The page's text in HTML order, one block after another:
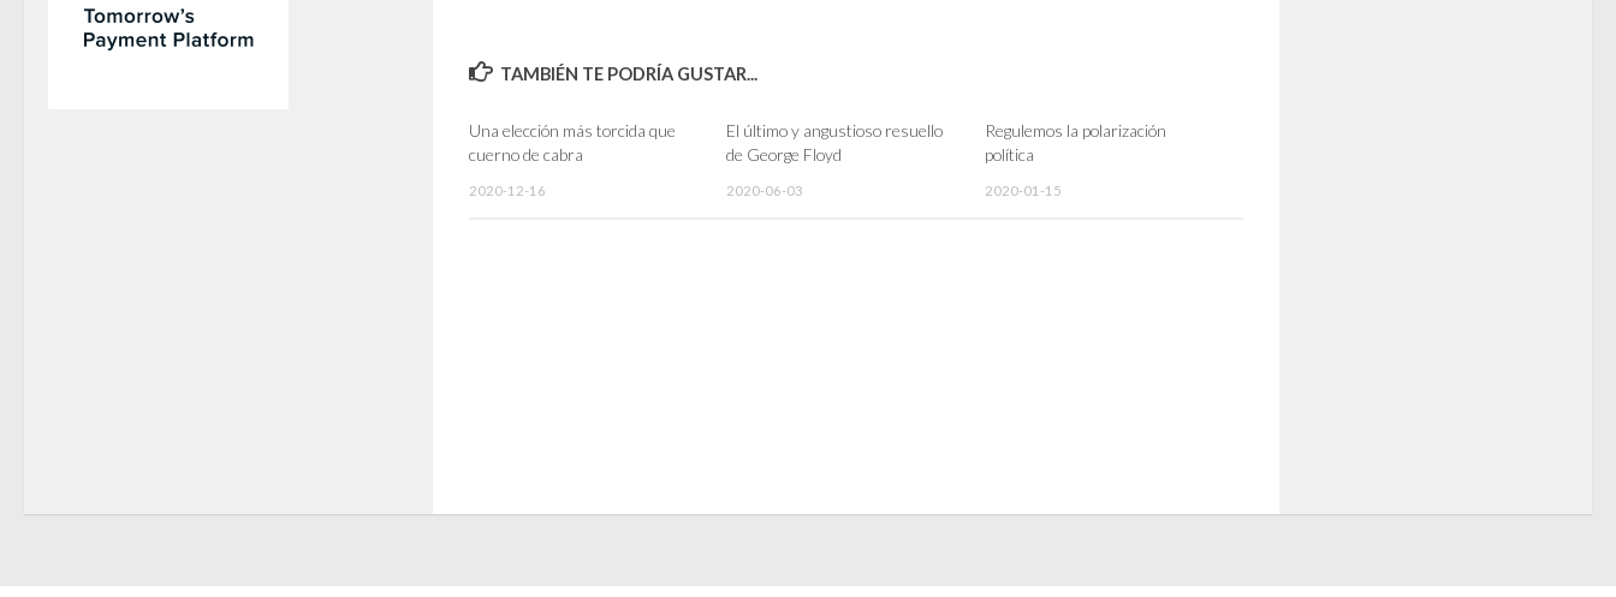
TAMBIÉN TE PODRÍA GUSTAR...
Una elección más torcida que
cuerno de cabra
2020-12-16
El último y angustioso resuello
de George Floyd
2020-06-03
Regulemos la polarización
política
2020-01-15